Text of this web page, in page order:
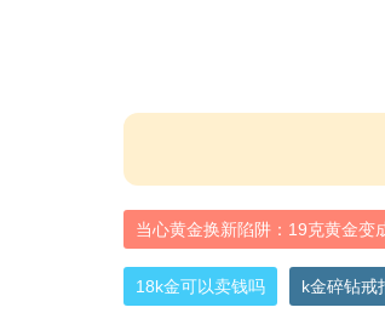
当心黄金换新陷阱：19克黄金变
18k金可以卖钱吗 k金碎钻戒